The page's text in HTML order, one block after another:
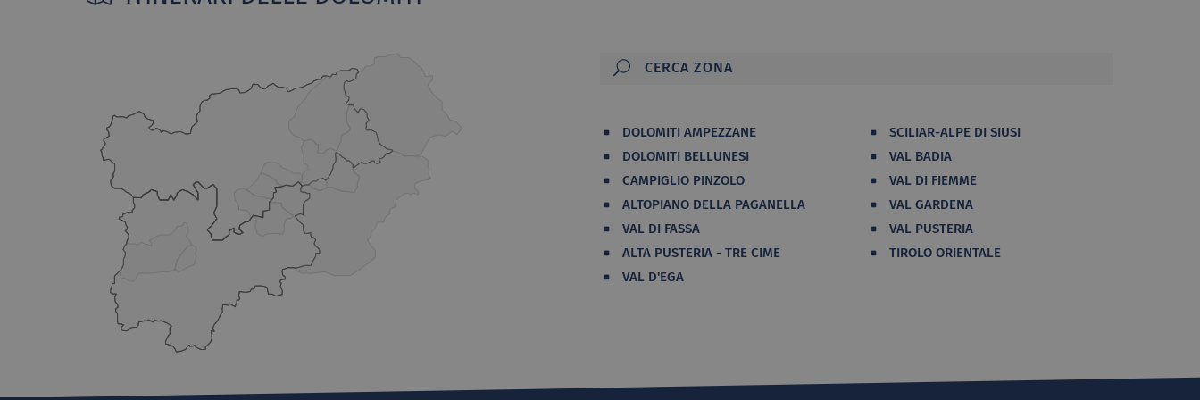
DOLOMITI AMPEZZANE
DOLOMITI BELLUNESI
CAMPIGLIO PINZOLO
ALTOPIANO DELLA PAGANELLA
VAL DI FASSA
ALTA PUSTERIA - TRE CIME
VAL D'EGA
SCILIAR-ALPE DI SIUSI
VAL BADIA
VAL DI FIEMME
VAL GARDENA
VAL PUSTERIA
TIROLO ORIENTALE